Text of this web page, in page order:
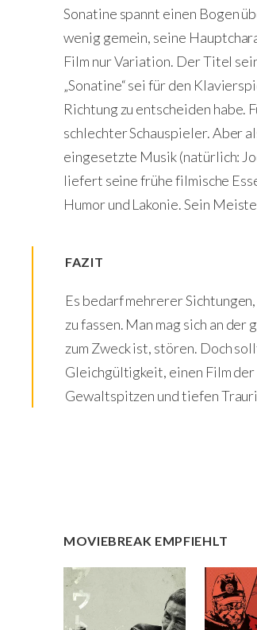
Sonatine spannt einen Bogen
wenig gemein, seine
Film nur Variation. Der Titel
„Sonatine“ sei für den
Richtung zu entscheiden habe.
schlechter Schauspieler. Aber
eingesetzte Musik (natürlich:
liefert seine frühe filmische
Humor und Lakonie. Sein
FAZIT
Es bedarf mehrerer
zu fassen. Man mag sich an
zum Zweck ist, stören. Doch
Gleichgültigkeit, einen Film
Gewaltspitzen und tiefen
MOVIEBREAK EMPFIEHLT